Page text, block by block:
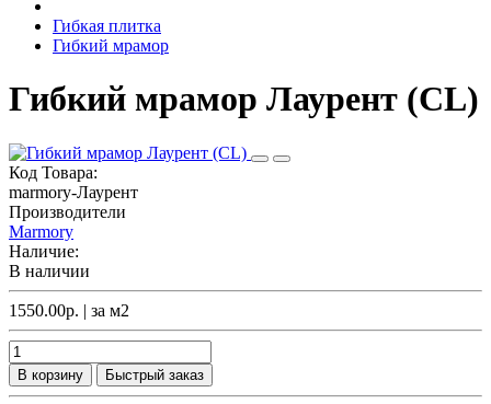
Гибкая плитка
Гибкий мрамор
Гибкий мрамор Лаурент (CL)
Код Товара:
marmory-Лаурент
Производители
Marmory
Наличие:
В наличии
1550.00р. | за м2
В корзину Быстрый заказ